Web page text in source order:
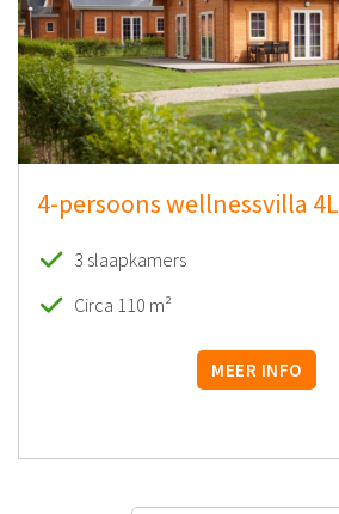
4-persoons wellnessvilla 4L
3 slaapkamers
Circa 110 m²
MEER INFO